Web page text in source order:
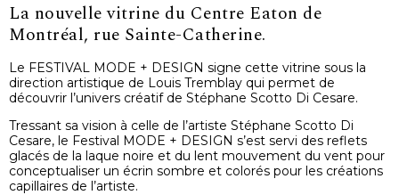
La nouvelle vitrine du Centre Eaton de
Montréal, rue Sainte-Catherine.
Le FESTIVAL MODE + DESIGN signe cette vitrine sous la
direction artistique de Louis Tremblay qui permet de
découvrir l’univers créatif de Stéphane Scotto Di Cesare.
Tressant sa vision à celle de l’artiste Stéphane Scotto Di
Cesare, le Festival MODE + DESIGN s’est servi des reflets
glacés de la laque noire et du lent mouvement du vent pour
conceptualiser un écrin sombre et colorés pour les créations
capillaires de l’artiste.